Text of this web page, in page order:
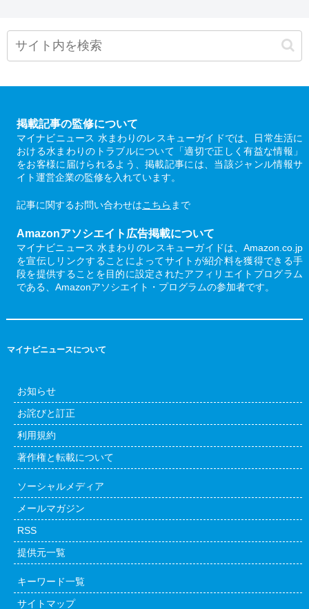
掲載記事の監修について
マイナビニュース 水まわりのレスキューガイドでは、日常生活に
おける水まわりのトラブルについて「適切で正しく有益な情報」
をお客様に届けられるよう、掲載記事には、当該ジャンル情報サ
イト運営企業の監修を入れています。
記事に関するお問い合わせはこちら まで
Amazonアソシエイト広告掲載について
マイナビニュース 水まわりのレスキューガイドは、Amazon.co.jp
を宣伝しリンクすることによってサイトが紹介料を獲得できる手
段を提供することを目的に設定されたアフィリエイトプログラム
である、Amazonアソシエイト・プログラムの参加者です。
マイナビニュースについて
お知らせ
お詫びと訂正
利用規約
著作権と転載について
ソーシャルメディア
メールマガジン
RSS
提供元一覧
キーワード一覧
サイトマップ